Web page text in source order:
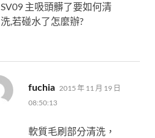
SV09 主吸頭髒了要如何清
洗,若碰水了怎麼辦?
fuchia 表
示:
2015 年 11 月 19 日
08:50:13
軟質毛刷部分清洗，